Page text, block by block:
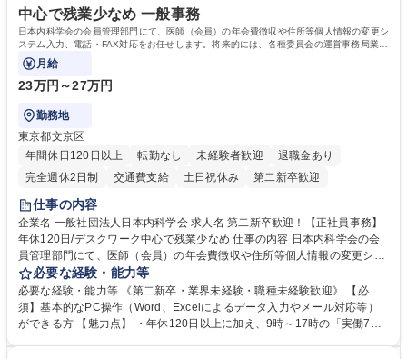
中心で残業少なめ 一般事務
日本内科学会の会員管理部門にて、医師（会員）の年会費徴収や住所等個人情報の変更シ
ステム入力、電話・FAX対応をお任せします。将来的には、各種委員会の運営事務局業務
などにも幅広く携わっていただきます。
月給
23万円～27万円
勤務地
東京都文京区
年間休日120日以上
転勤なし 未経験者歓迎
退職金あり
完全週休2日制
交通費支給 土日祝休み 第二新卒歓迎
仕事の内容
企業名 一般社団法人日本内科学会 求人名 第二新卒歓迎！【正社員事務】
年休120日/デスクワーク中心で残業少なめ 仕事の内容 日本内科学会の会
員管理部門にて、医師（会員）の年会費徴収や住所等個人情報の変更シス
テム入力、電話・FAX対応をお任せします。将来的には、各種委員会の運
営事務局業務などにも幅広く携わっていただきます。 【会員管理・データ
入力業務】 ・医師（会員）の住所変更、個人情報のシステム登録・更新
・年会費の徴収管理や入金データの照合確認 【問い合わせ対応】 ・会員
必要な経験・能力等
必要な経験・能力等 《第二新卒・業界未経験・職種未経験歓迎》 【必
須】基本的なPC操作（Word、Excelによるデータ入力やメール対応等）
ができる方 【魅力点】 ・年休120日以上に加え、9時～17時の「実働7時